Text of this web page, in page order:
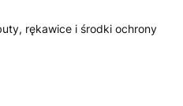
rękawice i środki ochrony